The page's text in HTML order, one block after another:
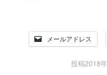
メールアドレス
投稿2018